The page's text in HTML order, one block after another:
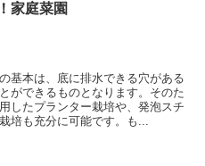
家庭菜園
基本は、底に排水できる穴がある
ができるものとなります。そのた
したプランター栽培や、発泡スチ
培も充分に可能です。も...